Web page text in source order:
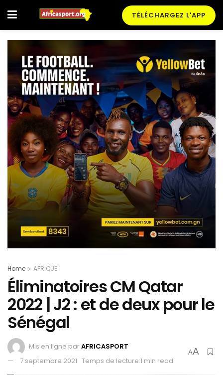
TÉLÉCHARGEZ L'APP
Home AFRIQUE
Éliminatoires CM Qatar
2022 | J2 : et de deux pour le
Sénégal
Mis en ligne parAFRICASPORT
7 septembre 2021 Temps de lecture:1 min read
AA